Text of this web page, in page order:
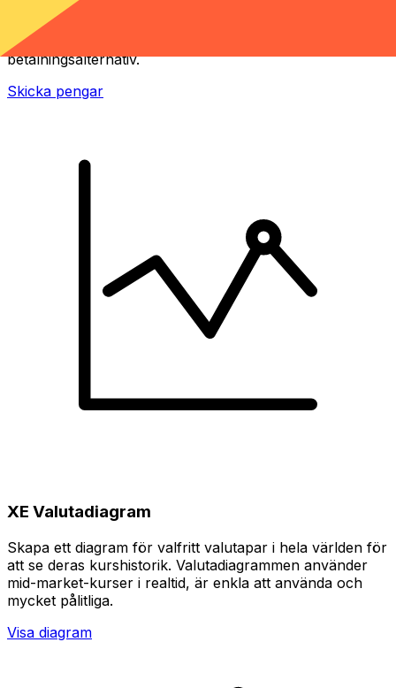
Skicka pengar online snabbt, säkert och enkelt.
Spårning i realtid, notiser och flexibla leverans- och
betalningsalternativ.
Skicka pengar
XE Valutadiagram
Skapa ett diagram för valfritt valutapar i hela världen för
att se deras kurshistorik. Valutadiagrammen använder
mid-market-kurser i realtid, är enkla att använda och
mycket pålitliga.
Visa diagram